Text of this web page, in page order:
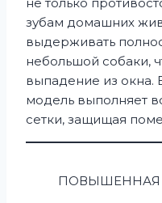
не только
зубам домашних
выдерживать
небольшой собаки,
выпадение из окна.
модель выполняет
сетки, защищая
ПОВЫШЕННАЯ